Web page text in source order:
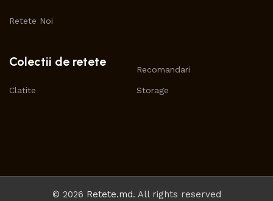
Retete Noi
Colectii de retete
Clatite
Recomandari
Storage
© 2026 Retete.md. All rights reserved